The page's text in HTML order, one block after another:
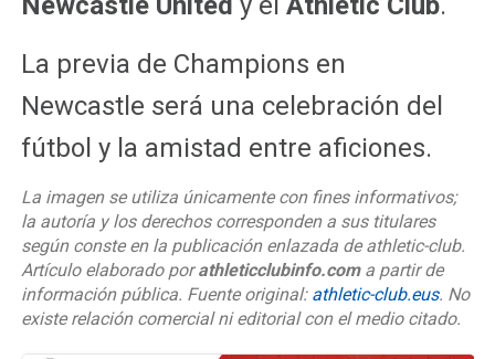
La previa de Champions en
Newcastle será una celebración del
fútbol y la amistad entre aficiones.
La imagen se utiliza únicamente con fines informativos;
la autoría y los derechos corresponden a sus titulares
según conste en la publicación enlazada de athletic-club.
Artículo elaborado porathleticclubinfo.coma partir de
información pública. Fuente original: athletic-club.eus. No
existe relación comercial ni editorial con el medio citado.